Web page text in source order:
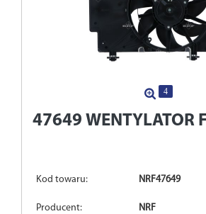
4
47649 WENTYLATOR
Kod towaru: NRF47649
Producent: NRF